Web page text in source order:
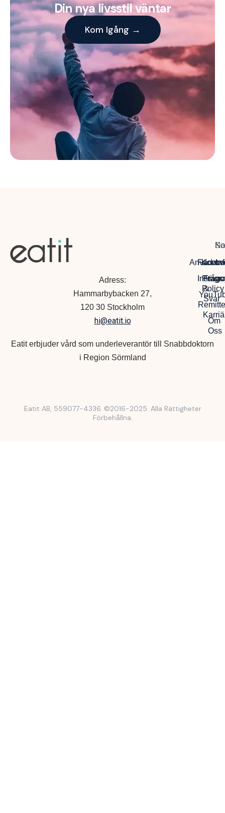
Din nya livsstil väntar
Kom Igång →
Adress:
Hammarbybacken 27,
120 30 Stockholm
hi@eatit.io
Eatit erbjuder vård som underleverantör till Snabbdoktorn
i Region Sörmland
Policy
Om
Oss
&
Svar
Eatit AB, 559077-4336. ©2016-2025. Alla Rättigheter
Förbehållna.